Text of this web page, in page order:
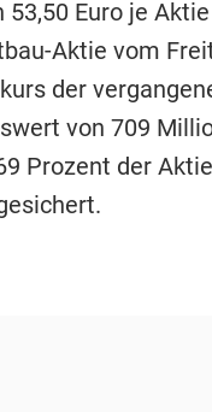
Euro je
Aktie vom
der
von 709
Prozent der